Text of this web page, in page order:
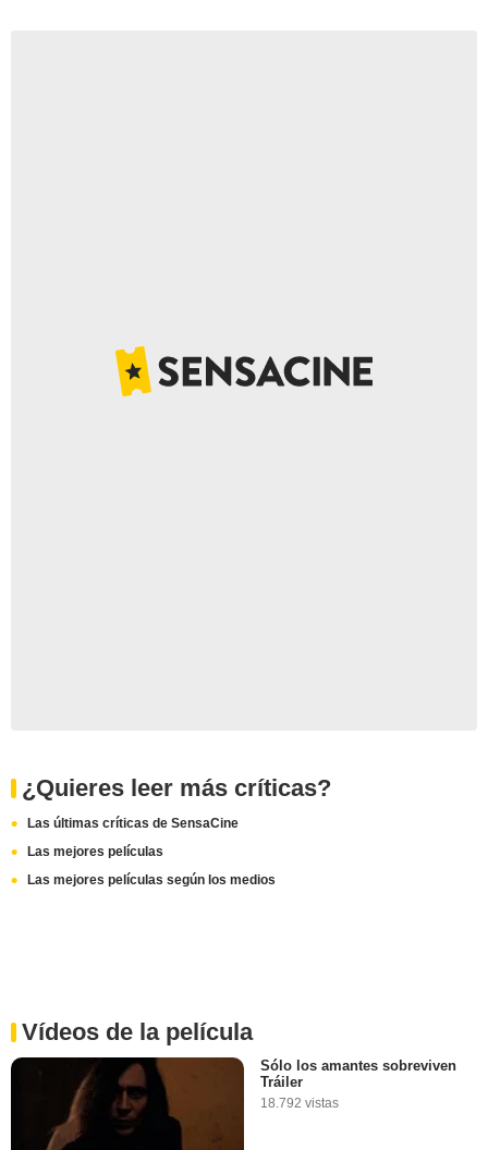
¿Quieres leer más críticas?
Las últimas críticas de SensaCine
Las mejores películas
Las mejores películas según los medios
Vídeos de la película
Sólo los amantes sobreviven
Tráiler
18.792 vistas